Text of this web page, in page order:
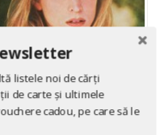
listele noi de cărți
de carte și ultimele
cadou, pe care să le